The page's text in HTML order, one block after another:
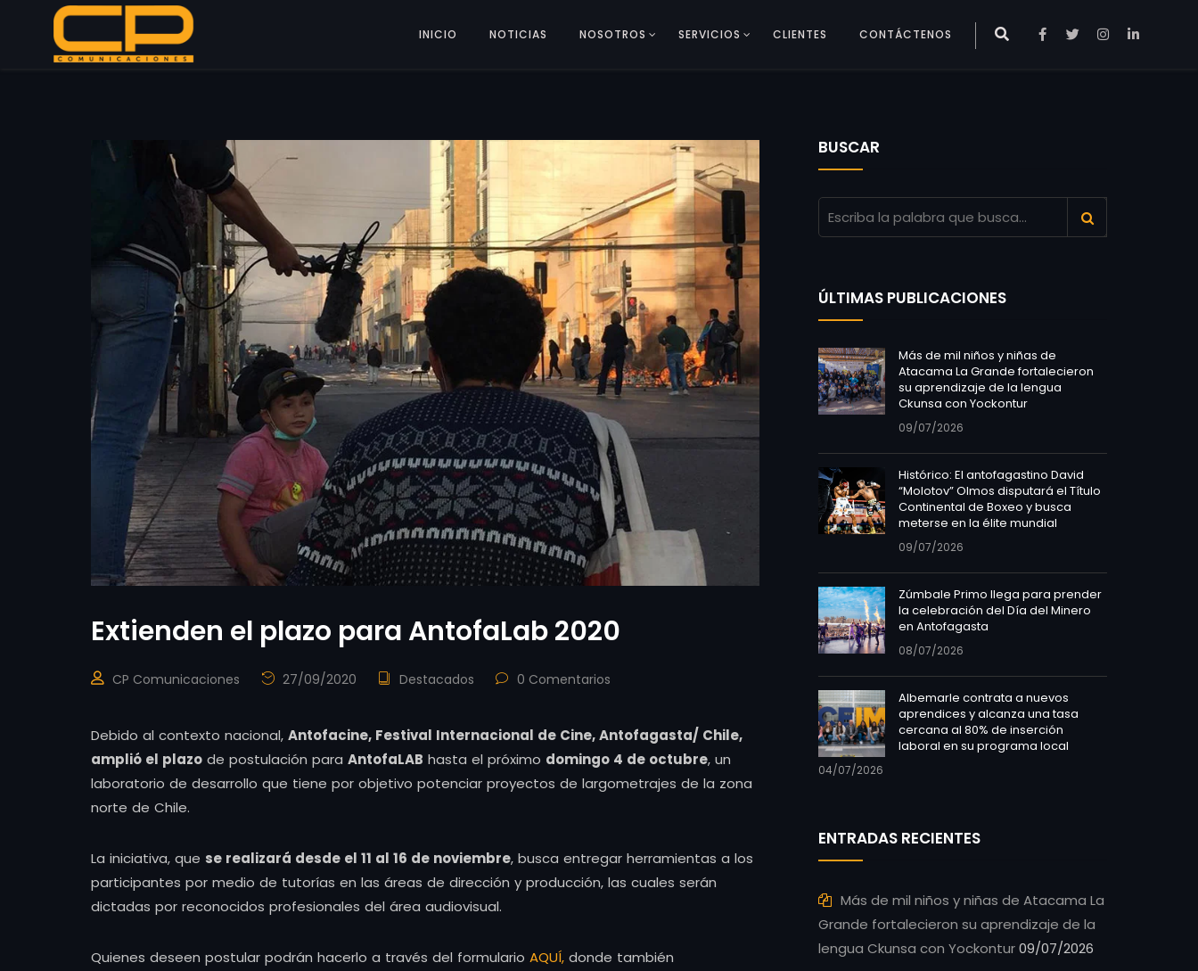
INICIO NOTICIAS NOSOTROS SERVICIOS CLIENTES CONTÁCTENOS
Extienden el plazo para AntofaLab 2020
CP Comunicaciones 27/09/2020 Destacados 0 Comentarios
Debido al contexto nacional, Antofacine, Festival Internacional de Cine, Antofagasta/ Chile,
amplió el plazo de postulación para AntofaLAB hasta el próximo domingo 4 de octubre, un
laboratorio de desarrollo que tiene por objetivo potenciar proyectos de largometrajes de la zona
norte de Chile.
La iniciativa, que se realizará desde el 11 al 16 de noviembre, busca entregar herramientas a los
participantes por medio de tutorías en las áreas de dirección y producción, las cuales serán
dictadas por reconocidos profesionales del área audiovisual.
Quienes deseen postular podrán hacerlo a través del formulario AQUÍ, donde también
BUSCAR
ÚLTIMAS PUBLICACIONES
Más de mil niños y niñas de
Atacama La Grande fortalecieron
su aprendizaje de la lengua
Ckunsa con Yockontur
09/07/2026
Histórico: El antofagastino David
“Molotov” Olmos disputará el Título
Continental de Boxeo y busca
meterse en la élite mundial
09/07/2026
Zúmbale Primo llega para prender
la celebración del Día del Minero
en Antofagasta
08/07/2026
Albemarle contrata a nuevos
aprendices y alcanza una tasa
cercana al 80% de inserción
laboral en su programa local
04/07/2026
ENTRADAS RECIENTES
Más de mil niños y niñas de Atacama La
Grande fortalecieron su aprendizaje de la
lengua Ckunsa con Yockontur09/07/2026